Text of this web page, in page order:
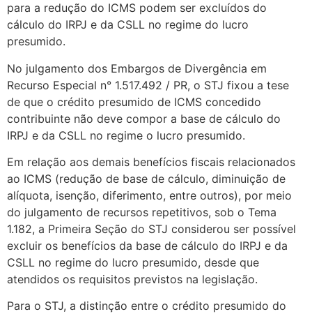
para a redução do ICMS podem ser excluídos do
cálculo do IRPJ e da CSLL no regime do lucro
presumido.
No julgamento dos Embargos de Divergência em
Recurso Especial n° 1.517.492 / PR, o STJ fixou a tese
de que o crédito presumido de ICMS concedido
contribuinte não deve compor a base de cálculo do
IRPJ e da CSLL no regime o lucro presumido.
Em relação aos demais benefícios fiscais relacionados
ao ICMS (redução de base de cálculo, diminuição de
alíquota, isenção, diferimento, entre outros), por meio
do julgamento de recursos repetitivos, sob o Tema
1.182, a Primeira Seção do STJ considerou ser possível
excluir os benefícios da base de cálculo do IRPJ e da
CSLL no regime do lucro presumido, desde que
atendidos os requisitos previstos na legislação.
Para o STJ, a distinção entre o crédito presumido do